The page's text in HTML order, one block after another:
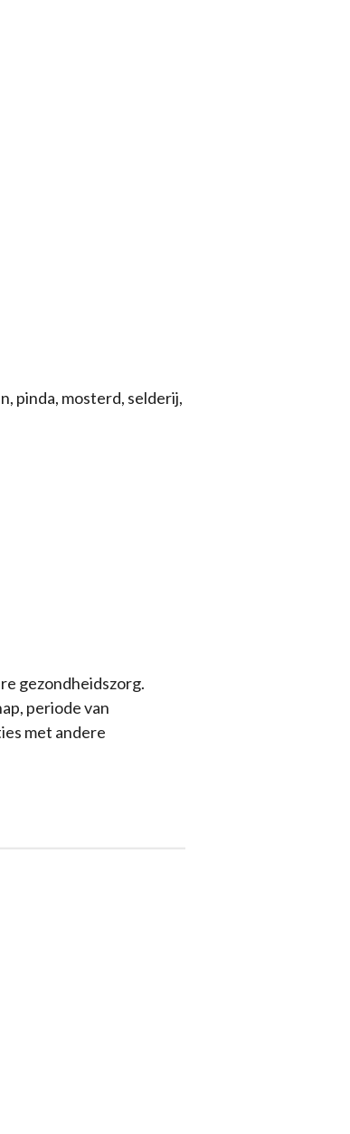
pinda, mosterd, selderij,
gezondheidszorg.
periode van
met andere